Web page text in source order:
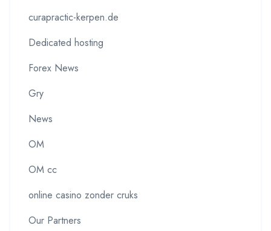
curapractic-kerpen.de
Dedicated hosting
Forex News
Gry
News
OM
OM cc
online casino zonder cruks
Our Partners